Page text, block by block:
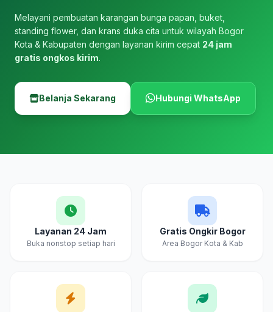
Melayani pembuatan karangan bunga papan, buket,
standing flower, dan krans duka cita untuk wilayah Bogor
Kota & Kabupaten dengan layanan kirim cepat 24 jam
gratis ongkos kirim.
Belanja Sekarang Hubungi WhatsApp
Layanan 24 Jam
Buka nonstop setiap hari
Gratis Ongkir Bogor
Area Bogor Kota & Kab